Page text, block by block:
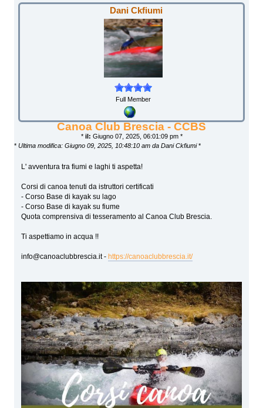
Dani Ckfiumi
Full Member
Canoa Club Brescia - CCBS
* il: Giugno 07, 2025, 06:01:09 pm *
* Ultima modifica: Giugno 09, 2025, 10:48:10 am da Dani Ckfiumi*
L' avventura tra fiumi e laghi ti aspetta!
Corsi di canoa tenuti da istruttori certificati
- Corso Base di kayak su lago
- Corso Base di kayak su fiume
Quota comprensiva di tesseramento al Canoa Club Brescia.
Ti aspettiamo in acqua !!
info@canoaclubbrescia.it -https://canoaclubbrescia.it/